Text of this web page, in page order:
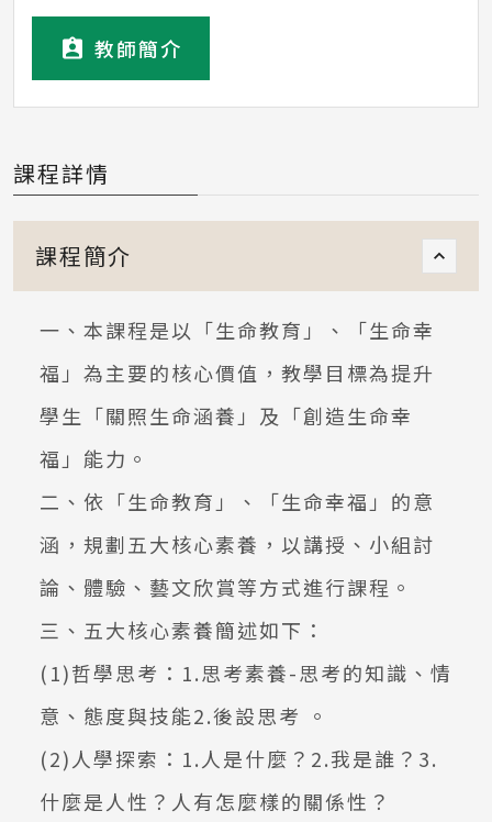
教師簡介
課程詳情
課程簡介
一、本課程是以「生命教育」、「生命幸
福」為主要的核心價值，教學目標為提升
學生「關照生命涵養」及「創造生命幸
福」能力。
二、依「生命教育」、「生命幸福」的意
涵，規劃五大核心素養，以講授、小組討
論、體驗、藝文欣賞等方式進行課程。
三、五大核心素養簡述如下：
(1)哲學思考：1.思考素養-思考的知識、情
意、態度與技能2.後設思考 。
(2)人學探索：1.人是什麼？2.我是誰？3.
什麼是人性？人有怎麼樣的關係性？